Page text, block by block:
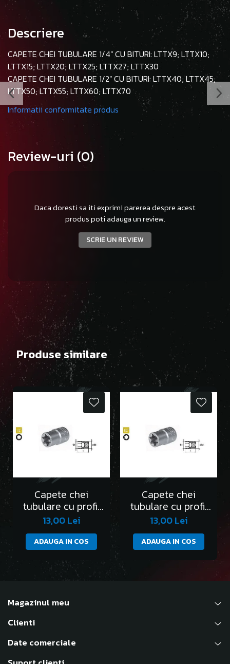
Descriere
CAPETE CHEI TUBULARE 1/4" CU BITURI: LTTX9; LTTX10;
LTTX15; LTTX20; LTTX25; LTTX27; LTTX30
CAPETE CHEI TUBULARE 1/2" CU BITURI: LTTX40; LTTX45;
LTTX50; LTTX55; LTTX60; LTTX70
Informatii conformitate produs
Review-uri (0)
Daca doresti sa iti exprimi parerea despre acest
produs poti adauga un review.
SCRIE UN REVIEW
Produse similare
Capete chei
tubulare cu profil
Torx 1/2” E10
13,00 Lei
ADAUGA IN COS
Capete chei
tubulare cu profil
Torx 1/2” E11
13,00 Lei
ADAUGA IN COS
Magazinul meu
Clienti
Date comerciale